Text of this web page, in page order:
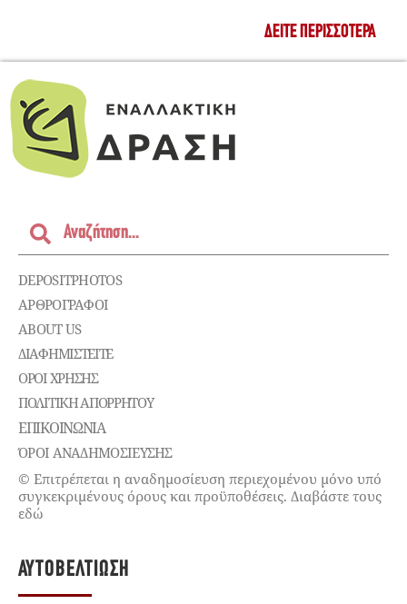
ΔΕΊΤΕ ΠΕΡΙΣΣΌΤΕΡΑ
DEPOSITPHOTOS
ΑΡΘΡΟΓΡΑΦΟΙ
ABOUT US
ΔΙΑΦΗΜΙΣΤΕΊΤΕ
ΌΡΟΙ ΧΡΉΣΗΣ
ΠΟΛΙΤΙΚΉ ΑΠΟΡΡΉΤΟΥ
ΕΠΙΚΟΙΝΩΝΊΑ
ΌΡΟΙ ΑΝΑΔΗΜΟΣΙΕΥΣΗΣ
© Επιτρέπεται η αναδημοσίευση περιεχομένου μόνο υπό
συγκεκριμένους όρους και προϋποθέσεις. Διαβάστε τους
εδώ
ΑΥΤΟΒΕΛΤΊΩΣΗ